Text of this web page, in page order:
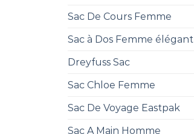
Sac De Cours Femme
Sac à Dos Femme élégant
Dreyfuss Sac
Sac Chloe Femme
Sac De Voyage Eastpak
Sac A Main Homme